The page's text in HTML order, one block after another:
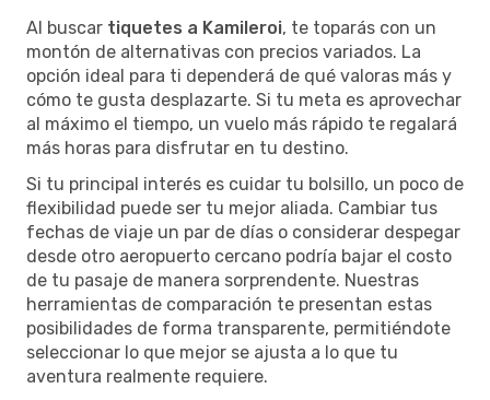
Al buscar tiquetes a Kamileroi, te toparás con un
montón de alternativas con precios variados. La
opción ideal para ti dependerá de qué valoras más y
cómo te gusta desplazarte. Si tu meta es aprovechar
al máximo el tiempo, un vuelo más rápido te regalará
más horas para disfrutar en tu destino.
Si tu principal interés es cuidar tu bolsillo, un poco de
flexibilidad puede ser tu mejor aliada. Cambiar tus
fechas de viaje un par de días o considerar despegar
desde otro aeropuerto cercano podría bajar el costo
de tu pasaje de manera sorprendente. Nuestras
herramientas de comparación te presentan estas
posibilidades de forma transparente, permitiéndote
seleccionar lo que mejor se ajusta a lo que tu
aventura realmente requiere.